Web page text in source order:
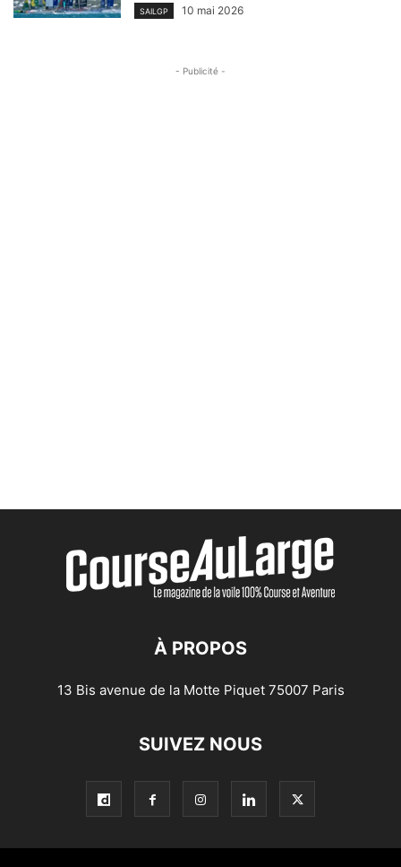
SAILGP 10 mai 2026
- Publicité -
À PROPOS
13 Bis avenue de la Motte Piquet 75007 Paris
SUIVEZ NOUS